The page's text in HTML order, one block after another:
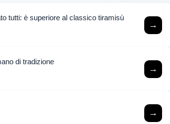
tutti: è superiore al classico tiramisù
→
di tradizione
→
→